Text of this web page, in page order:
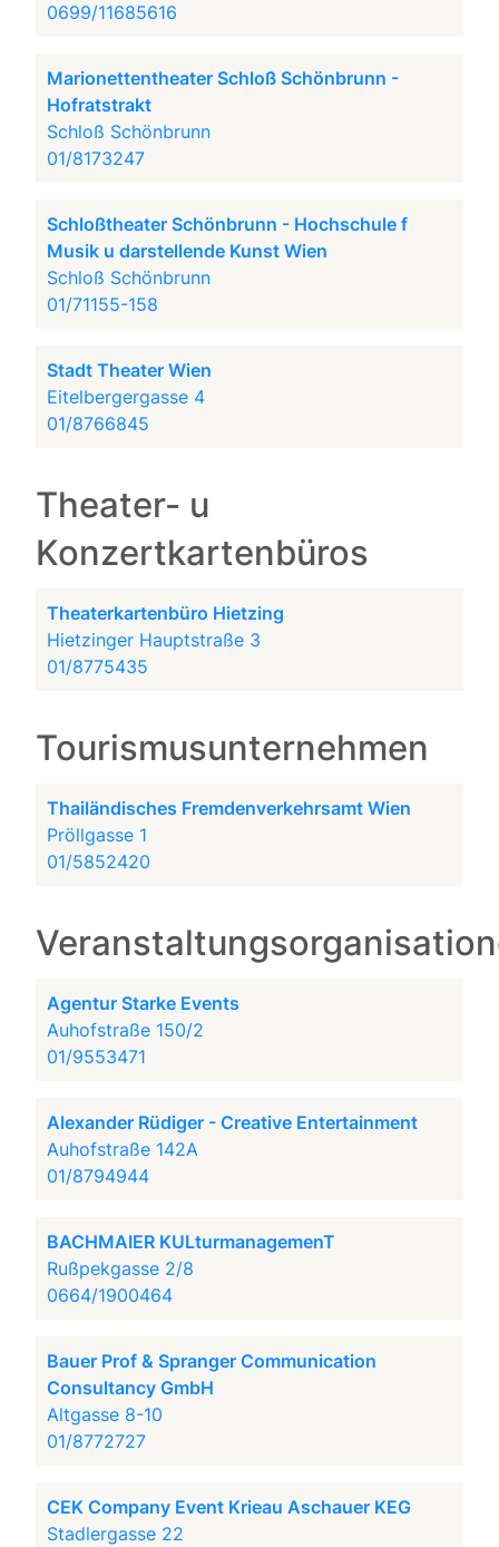
0699/11685616
Marionettentheater Schloß Schönbrunn -
Hofratstrakt
Schloß Schönbrunn
01/8173247
Schloßtheater Schönbrunn - Hochschule f
Musik u darstellende Kunst Wien
Schloß Schönbrunn
01/71155-158
Stadt Theater Wien
Eitelbergergasse 4
01/8766845
Theater- u
Konzertkartenbüros
Theaterkartenbüro Hietzing
Hietzinger Hauptstraße 3
01/8775435
Tourismusunternehmen
Thailändisches Fremdenverkehrsamt Wien
Pröllgasse 1
01/5852420
Agentur Starke Events
Auhofstraße 150/2
01/9553471
Alexander Rüdiger - Creative Entertainment
Auhofstraße 142A
01/8794944
BACHMAIER KULturmanagemenT
Rußpekgasse 2/8
0664/1900464
Bauer Prof & Spranger Communication
Consultancy GmbH
Altgasse 8-10
01/8772727
CEK Company Event Krieau Aschauer KEG
Stadlergasse 22